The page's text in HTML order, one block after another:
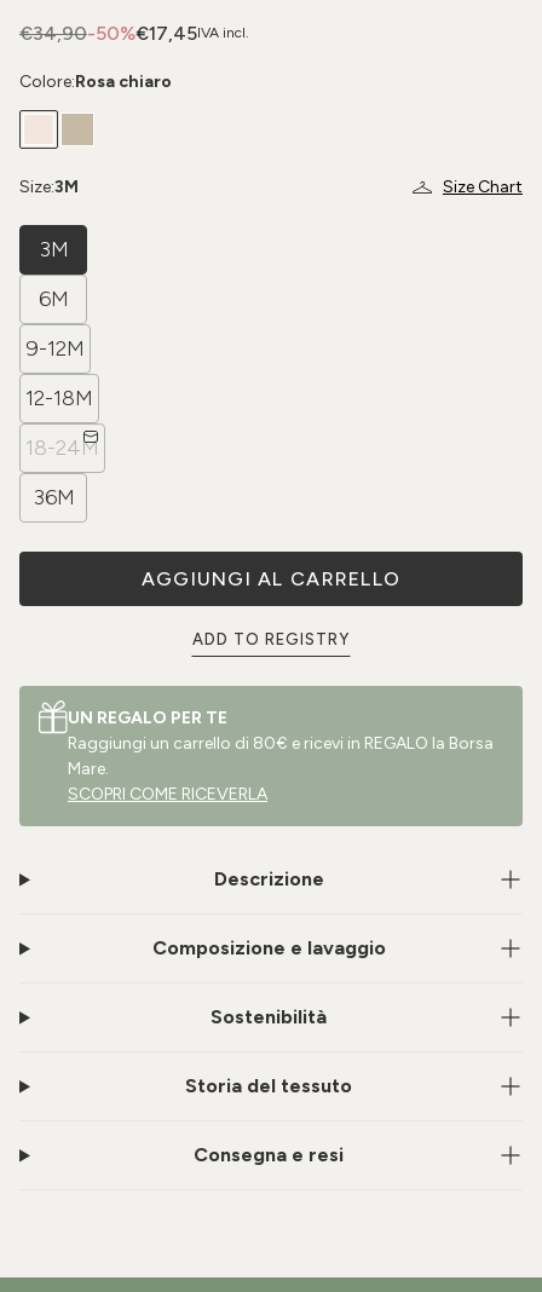
IVA incl.
-50%
€34,90 €17,45
Colore:Rosa chiaro
Size Chart
Size:3M
3M
6M
9-12M
12-18M
18-24M
36M
AGGIUNGI AL CARRELLO
ADD TO REGISTRY
UN REGALO PER TE
Raggiungi un carrello di 80€ e ricevi in REGALO la Borsa
Mare.
SCOPRI COME RICEVERLA
Descrizione
Composizione e lavaggio
Sostenibilità
Storia del tessuto
Consegna e resi